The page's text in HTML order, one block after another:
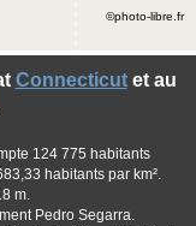
Connecticutet au
124 775 habitants
habitants par km².
m.
Pedro Segarra.
©photo-libre.fr